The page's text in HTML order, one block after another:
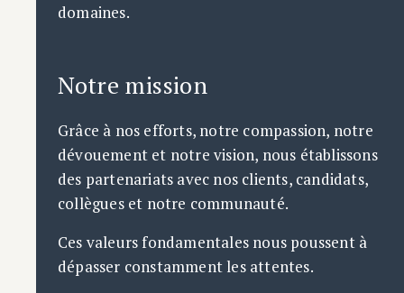
domaines.
Notre mission
Grâce à nos efforts, notre compassion, notre
dévouement et notre vision, nous établissons
des partenariats avec nos clients, candidats,
collègues et notre communauté.
Ces valeurs fondamentales nous poussent à
dépasser constamment les attentes.